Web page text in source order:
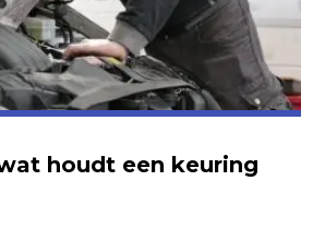
houdt een keuring